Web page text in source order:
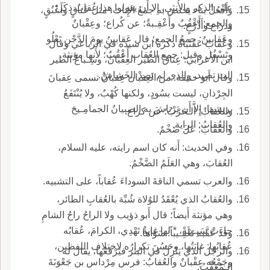
على الذكر والأُنثى، إِلا أَن يقولوا هذا عُقابٌ ذكَر؛
والجمع: أَعْقُبٌ وأَعْقِـبةٌ؛ عن كُراع؛ وعِقْبانٌ
وعَقابينُ: جمعُ الجمع؛ قال عَقابينُ يومَ الدَّجْنِ تَعْلُو
وتَسْفُل وقيل: جمع العُقاب أَعْقُبٌ؛ لأَنها مؤنثة.
وأَفْعُلٌ بناء يختص به جمعُ الإِناث، مثل عَناقٍ وأَعْنُقٍ،
وذراع وأَذْرُعٍ.
وعُقابٌ عَقَنْباةٌ ذكره ابن سيده في الرباعي وقال
ابن الأَعرابي: عِتاقُ الطير العِقْبانُ، وسِـباعُ الطير
الت تصيد، والذي لم يَصِدْ الخَشاشُ.
وقال أَبو حنيفة: من العِقبان عِقبانٌ تسمى عِقبانَ
الجِرْذانِ، ليست بسُودٍ، ولكنها كُهْبٌ، ولا يُنْتَفَعُ
بريشها، إِلاَّ أَن يَرْتاشَ به الصبيانُ الجمامِـيحَ
والعُقابُ: الراية.
والعُقابُ: الـحَرْبُ؛ عن كراع.
والعُقابُ: عَلَ ضَخْمٌ.
وفي الحديث: أَنه كان اسم رايته، عليه السلام،
العُقابَ، وهي العَلَمُ الضَّخْمُ.
والعرب تسمي الناقةَ السوداءَ عُقاباً، على التشبيه.
والعُقابُ الذي يُعْقَدُ للوُلاة شُبِّهَ بالعُقابِ الطائر،
وهي مؤنثة أَيضاً؛ قال أَبو ذؤيب ولا الراحُ راحُ الشامِ
جاءَتْ سَبِـيئَةً، * لها غايةٌ تَهْدِي، الكرامَ، عُقابُه
عُقابُها: غايَتُها، وحَسُنَ تكرارُه لاختلاف اللفظين،
وجَمْعُه عِقْبانٌ والعُقابُ: فرس مِرْداس بن جَعْوَنَةَ
وقد عَقَّبه تَعْقِـيباً: سَوّاها.
والرجُل الذي يَنْزِلُ في البئر فيَرْفَعُها، يقال له
الـمُعَقِّبُ.